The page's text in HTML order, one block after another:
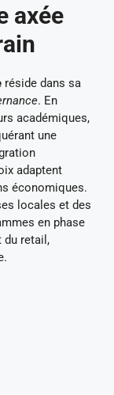
axée
réside dans sa
. En
académiques,
une
adaptent
économiques.
locales et des
en phase
du retail,